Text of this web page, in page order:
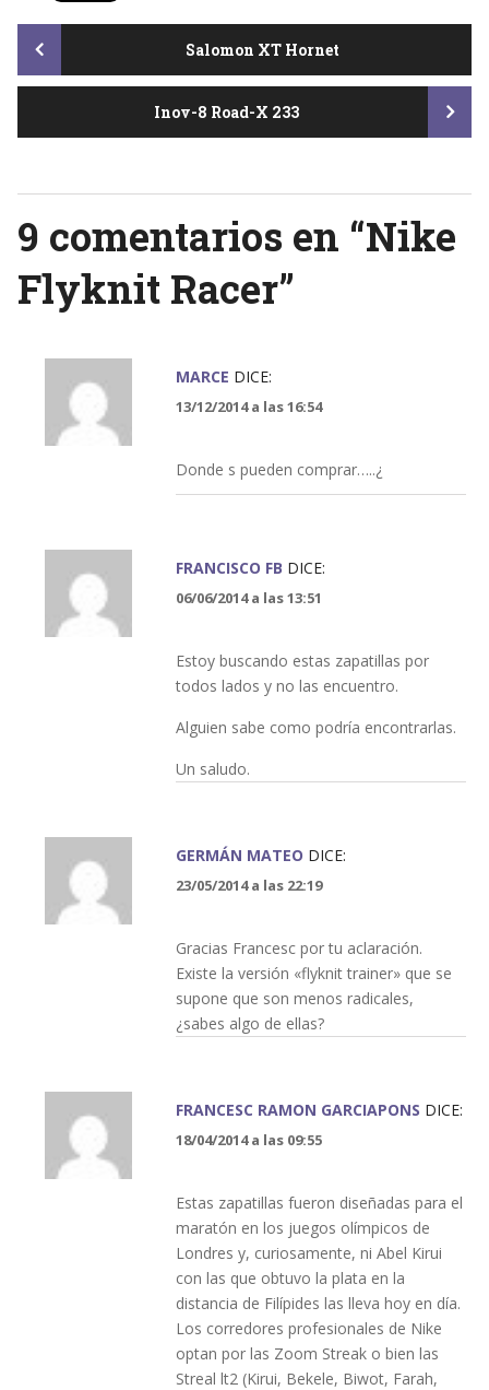
Post
navigation
Salomon XT Hornet
Inov-8 Road-X 233
9 comentarios en “Nike
Flyknit Racer”
MARCE DICE:
13/12/2014 a las 16:54
Donde s pueden comprar…..¿
FRANCISCO FB DICE:
06/06/2014 a las 13:51
Estoy buscando estas zapatillas por
todos lados y no las encuentro.
Alguien sabe como podría encontrarlas.
Un saludo.
GERMÁN MATEO DICE:
23/05/2014 a las 22:19
Gracias Francesc por tu aclaración.
Existe la versión «flyknit trainer» que se
supone que son menos radicales,
¿sabes algo de ellas?
FRANCESC RAMON GARCIAPONS DICE:
18/04/2014 a las 09:55
Estas zapatillas fueron diseñadas para el
maratón en los juegos olímpicos de
Londres y, curiosamente, ni Abel Kirui
con las que obtuvo la plata en la
distancia de Filípides las lleva hoy en día.
Los corredores profesionales de Nike
optan por las Zoom Streak o bien las
Streal lt2 (Kirui, Bekele, Biwot, Farah,